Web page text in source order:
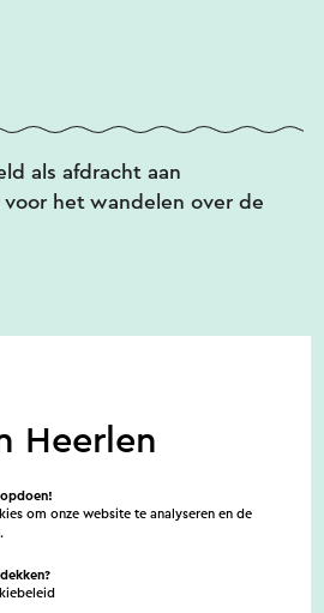
een WhatsApp-bericht.
als afdracht aan
het wandelen over de
Heerlen
om onze website te analyseren en de